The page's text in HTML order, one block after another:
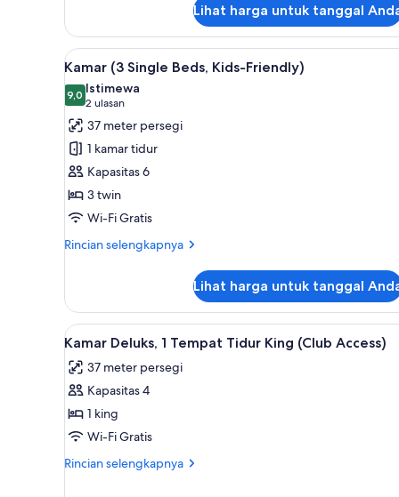
1
Tempat
Tidur
King
Lihat harga untuk tanggal
Lihat
semua
foto
untuk
Kamar
(3
Single
Beds,
Kids-
Friendly)
Kamar (3 Single Beds, Kids-
6
Kamar (3 Single Beds, Kids-Friendly)
9,09,0 dari 10
Istimewa
2 ulasan
(2
ulasan)
37 meter persegi
1 kamar tidur
Kapasitas 6
3 twin
Wi-Fi Gratis
Rincian selengkapnya
Rincian
Kamar
(3
Single
Kids-
Friendly)
Lihat harga untuk tanggal
Lihat
semua
foto
untuk
Kamar
Deluks,
1
Kamar Deluks, 1 Tempat
5
Kamar Deluks, 1 Tempat Tidur King (Club Access)
37 meter persegi
Kapasitas 4
1 king
Wi-Fi Gratis
Rincian selengkapnya
Rincian